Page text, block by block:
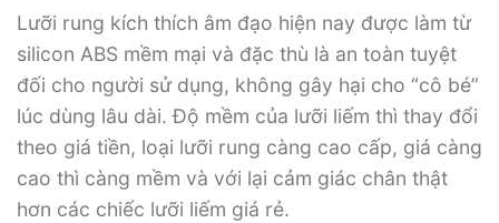
Lưỡi rung kích thích âm đạo hiện nay được làm từ
silicon ABS mềm mại và đặc thù là an toàn tuyệt
đối cho người sử dụng, không gây hại cho “cô bé”
lúc dùng lâu dài. Độ mềm của lưỡi liếm thì thay đổi
theo giá tiền, loại lưỡi rung càng cao cấp, giá càng
cao thì càng mềm và với lại cảm giác chân thật
hơn các chiếc lưỡi liếm giá rẻ.